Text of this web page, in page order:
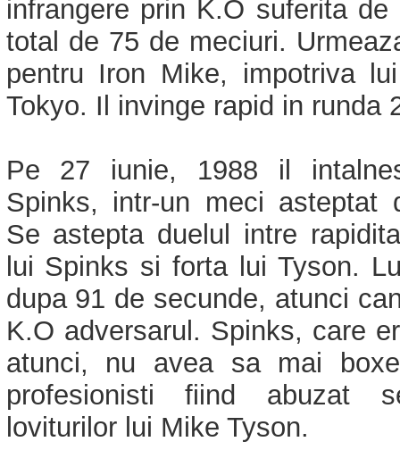
infrangere prin K.O suferita de
total de 75 de meciuri.
pentru Iron Mike, impotriva
Tokyo. Il invinge rapid in runda
Pe 27 iunie, 1988 il
Spinks, intr-un meci asteptat
Se astepta duelul intre
lui Spinks si forta lui Tyson.
dupa 91 de secunde, atunci
K.O adversarul. Spinks, care
atunci, nu avea sa mai
profesionisti fiind abuzat
loviturilor lui Mike Tyson.